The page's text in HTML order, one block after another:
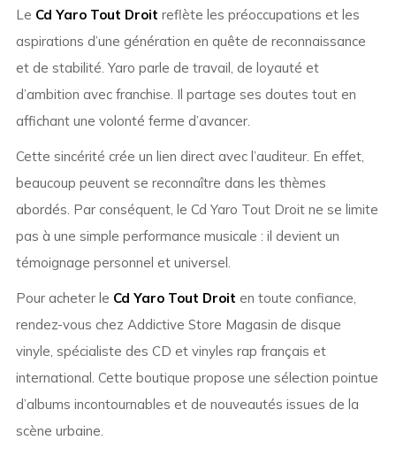
Le Cd Yaro Tout Droit reflète les préoccupations et les
aspirations d’une génération en quête de reconnaissance
et de stabilité. Yaro parle de travail, de loyauté et
d’ambition avec franchise. Il partage ses doutes tout en
affichant une volonté ferme d’avancer.
Cette sincérité crée un lien direct avec l’auditeur. En effet,
beaucoup peuvent se reconnaître dans les thèmes
abordés. Par conséquent, le Cd Yaro Tout Droit ne se limite
pas à une simple performance musicale : il devient un
témoignage personnel et universel.
Pour acheter le Cd Yaro Tout Droit en toute confiance,
rendez-vous chez Addictive Store Magasin de disque
vinyle, spécialiste des CD et vinyles rap français et
international. Cette boutique propose une sélection pointue
d’albums incontournables et de nouveautés issues de la
scène urbaine.